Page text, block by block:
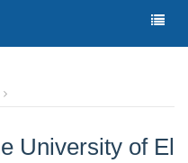
University of El